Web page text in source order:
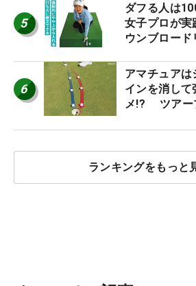
5
ダフる人は
女子プロが実
ウンブロー
6
アマチュアは
インを消し
メ!? ツアー
減するワケ
ランキングをもっと